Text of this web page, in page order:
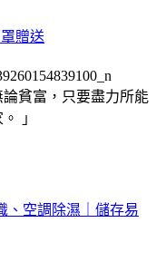
贈送
論貧富，只要盡力所能
」
、空調除濕｜儲存易